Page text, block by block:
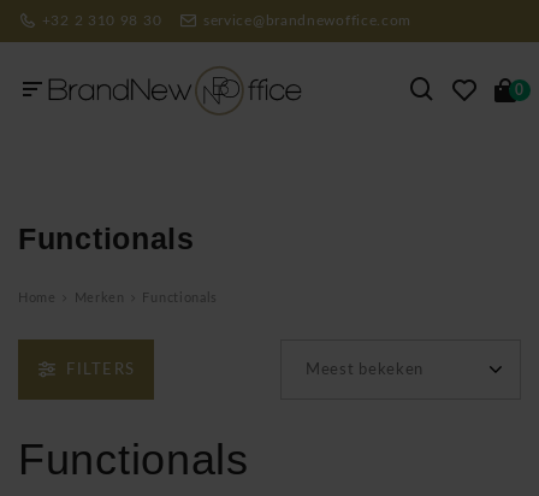
+32 2 310 98 30 service@brandnewoffice.com
0
Functionals
Home Merken Functionals
FILTERS Meest bekeken
Functionals